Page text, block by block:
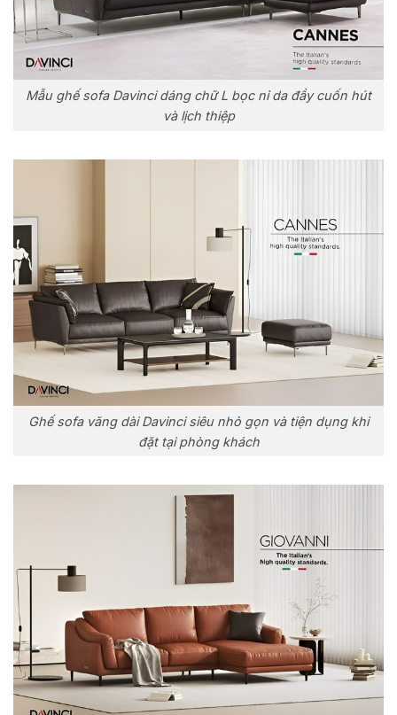
Mẫu ghế sofa Davinci dáng chữ L bọc nỉ da đầy cuốn hút
và lịch thiệp
Ghế sofa văng dài Davinci siêu nhỏ gọn và tiện dụng khi
đặt tại phòng khách